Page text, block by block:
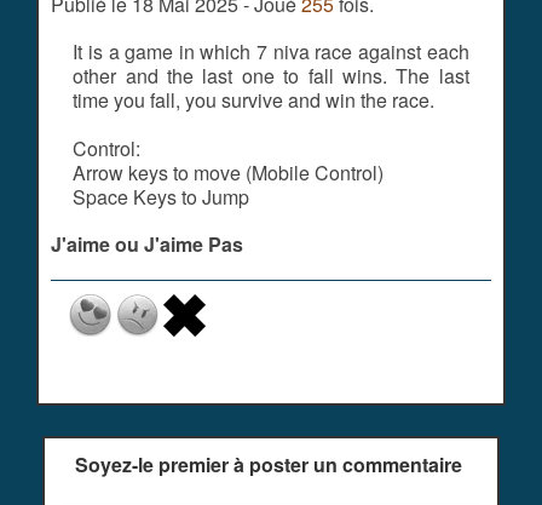
It is a game in which 7 niva race against each
other and the last one to fall wins. The last
time you fall, you survive and win the race.
Control:
Arrow keys to move (Mobile Control)
Space Keys to Jump
J'aime ou J'aime Pas
Soyez-le premier à poster un commentaire